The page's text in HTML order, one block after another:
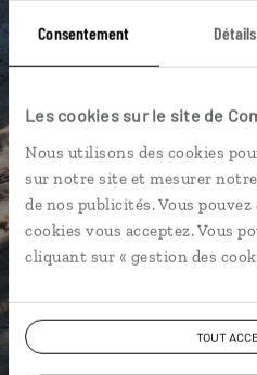
Consentement Détails
Les cookies sur le site de
Nous utilisons des cookies
sur notre site et mesurer
de nos publicités. Vous
cookies vous acceptez. Vous
cliquant sur « gestion des
TOUT
Ils sauront organiser
connectés en agence,
téléphone.
Vous gardez le même
pendant et après votre
DEMANDER